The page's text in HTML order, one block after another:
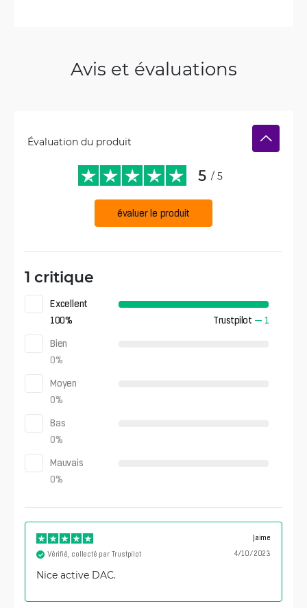
Avis et évaluations
Évaluation du produit
5 / 5
évaluer le produit
1 critique
Excellent
100% Trustpilot — 1
Bien
0%
Moyen
0%
Bas
0%
Mauvais
0%
Jaime
4/10/2023
Vérifié, collecté par Trustpilot
Nice active DAC.